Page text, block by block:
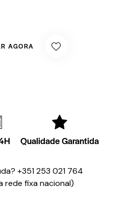
AGORA
Qualidade Garantida
+351 253 021 764
rede fixa nacional)